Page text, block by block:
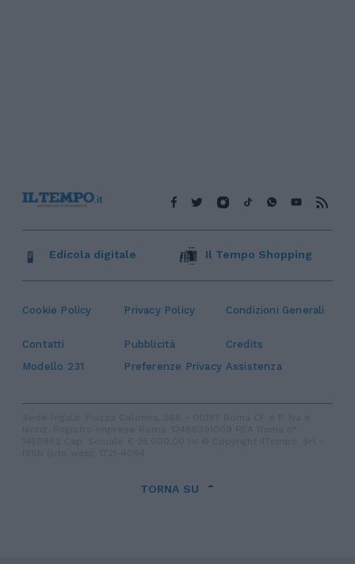
Cookie Policy Privacy Policy Condizioni Generali
Contatti Pubblicità
Credits
Modello 231
Preferenze Privacy Assistenza
Edicola digitale Il Tempo Shopping
TORNA SU